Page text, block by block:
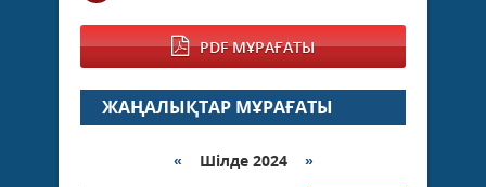
PDF МҰРАҒАТЫ
ЖАҢАЛЫҚТАР МҰРАҒАТЫ
« Шілде 2024 »